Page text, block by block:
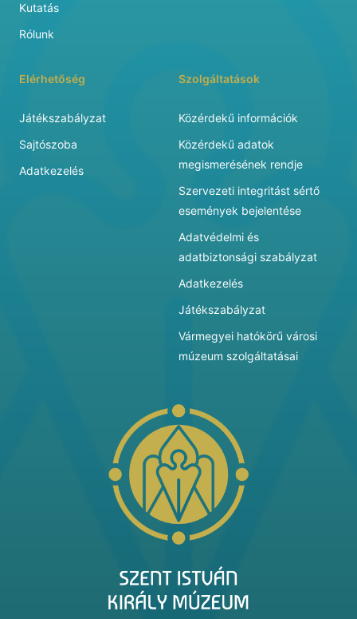
Kutatás
Rólunk
Elérhetőség
Játékszabályzat
Sajtószoba
Adatkezelés
Szolgáltatások
Közérdekű információk
Közérdekű adatok
megismerésének rendje
Szervezeti integritást sértő
események bejelentése
Adatvédelmi és
adatbiztonsági szabályzat
Adatkezelés
Játékszabályzat
Vármegyei hatókörű városi
múzeum szolgáltatásai